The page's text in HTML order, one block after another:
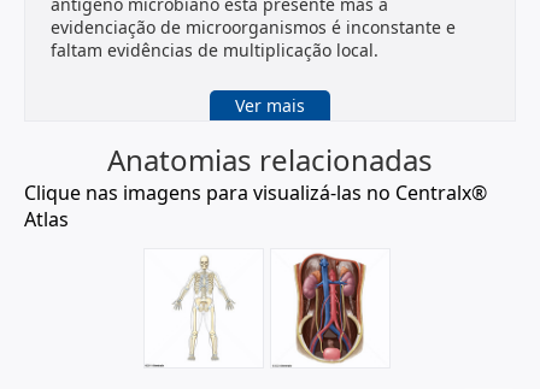
evidenciação de microorganismos é inconstante e
faltam evidências de multiplicação local.
Definição:Inflamação aguda ou crônica das
ARTICULAÇÕES.
Artrite Pós-Infecciosa
Artrite asséptica, inflamatória,
desenvolvida secundariamente por uma infecção
extra-articular primária, mais tipicamente do TRATO
GASTROINTESTINAL OU SISTEMA UROGENITAL. Os
patógenos que disparam o início normalmente são
Ver mais
Anatomias relacionadas
Clique nas imagens para visualizá-las no Centralx®
Atlas